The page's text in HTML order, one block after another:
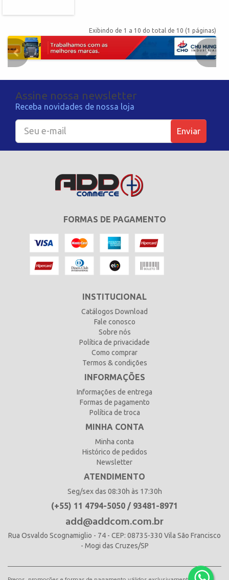
Exibindo de 1 a 10 do total de 10 (1 páginas)
Assine nossa newsletter
Receba novidades de nossa loja
Enviar
FORMAS DE PAGAMENTO
INSTITUCIONAL
Catálogos Download
Fale conosco
Sobre nós
Política de privacidade
Como comprar
Termos & condições
INFORMAÇÕES
Informações de entrega
Formas de pagamento
Política de troca
MINHA CONTA
Minha conta
Histórico de pedidos
Newsletter
ATENDIMENTO
Seg/sex das 08:30h às 17:30h
(+55) 11 4794-5050 / 93481-8971
add@addcom.com.br
Rua Osvaldo Scognamiglio - 74 - CEP: 08735-330 Vila São Francisco
- Mogi das Cruzes/SP